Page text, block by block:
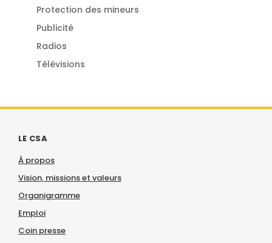
Protection des mineurs
Publicité
Radios
Télévisions
LE CSA
À propos
Vision, missions et valeurs
Organigramme
Emploi
Coin presse